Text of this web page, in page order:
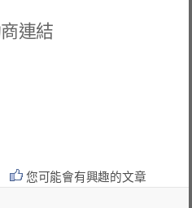
連結
您可能會有興趣的文章